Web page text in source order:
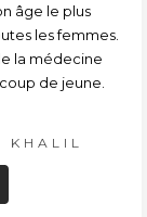
âge le plus
les femmes.
la médecine
de jeune.
KHALIL